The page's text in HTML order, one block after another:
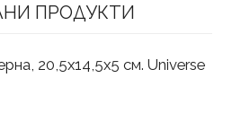
ПРОДУКТИ
20,5x14,5x5 см. Universe